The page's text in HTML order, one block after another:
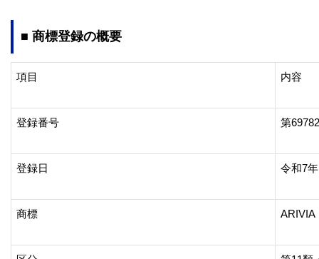
■ 商標登録の概要
項目 内容
登録番号 第
登録日 令和7
商標 ARIVIA